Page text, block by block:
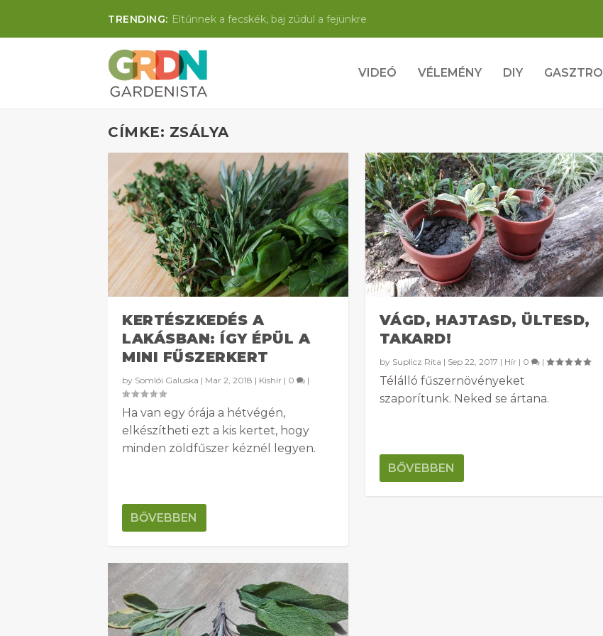
TRENDING: Eltűnnek a fecskék, baj zúdul a fejünkre
VIDEÓ VÉLEMÉNY DIY GASZTRO
CÍMKE: ZSÁLYA
KERTÉSZKEDÉS A
LAKÁSBAN: ÍGY ÉPÜL A
MINI FŰSZERKERT
by Somlói Galuska | Mar 2, 2018 | Kishír | 0 |
Ha van egy órája a hétvégén,
elkészítheti ezt a kis kertet, hogy
minden zöldfűszer kéznél legyen.
BŐVEBBEN
VÁGD, HAJTASD, ÜLTESD,
TAKARD!
by Suplicz Rita | Sep 22, 2017 | Hír| 0 |
Télálló fűszernövényeket
szaporítunk. Neked se ártana.
BŐVEBBEN